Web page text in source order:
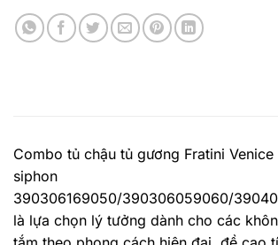
Combo tủ chậu tủ gương Fratini
siphon
390306169050/390306059060/
là lựa chọn lý tưởng dành cho các